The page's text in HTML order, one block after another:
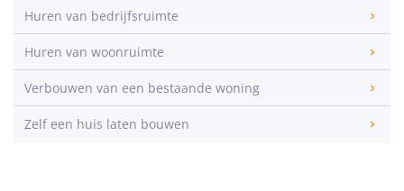
Huren van bedrijfsruimte
Huren van woonruimte
Verbouwen van een bestaande woning
Zelf een huis laten bouwen